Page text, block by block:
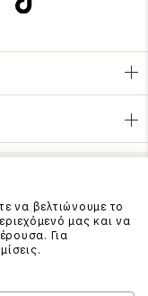
ΜΑΣ
σταθερό)
να βελτιώνουμε το
μας και να
Για